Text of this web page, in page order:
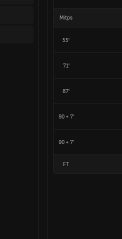
Mitps
55'
71'
87'
90 + 7'
90 + 7'
FT